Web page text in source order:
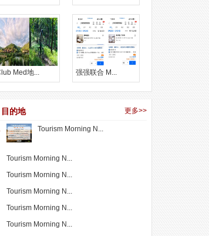
Med地... 强强联合 M...
更多>>
目的地
Tourism Morning N...
Tourism Morning N...
Tourism Morning N...
Tourism Morning N...
Tourism Morning N...
Tourism Morning N...